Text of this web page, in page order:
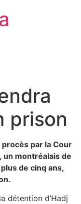
prison
procès par la Cour
un montréalais de
de cinq ans,
détention d’Hadj